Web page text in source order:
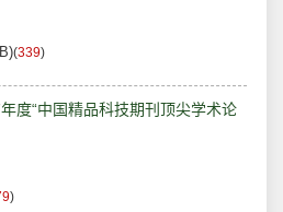
(339)
度“中国精品科技期刊顶尖学术论
)